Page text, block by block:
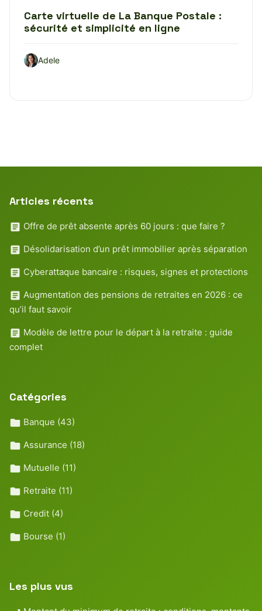
Carte virtuelle de La Banque Postale :
sécurité et simplicité en ligne
Adele
Articles récents
Offre de prêt absente après 60 jours : que faire ?
Désolidarisation d’un prêt immobilier après séparation
Cyberattaque bancaire : risques, signes et protections
Augmentation des pensions de retraites en 2026 : ce
qu’il faut savoir
Modèle de lettre pour le départ à la retraite : guide
complet
Catégories
Banque (43)
Assurance (18)
Mutuelle (11)
Retraite (11)
Credit (4)
Bourse (1)
Les plus vus